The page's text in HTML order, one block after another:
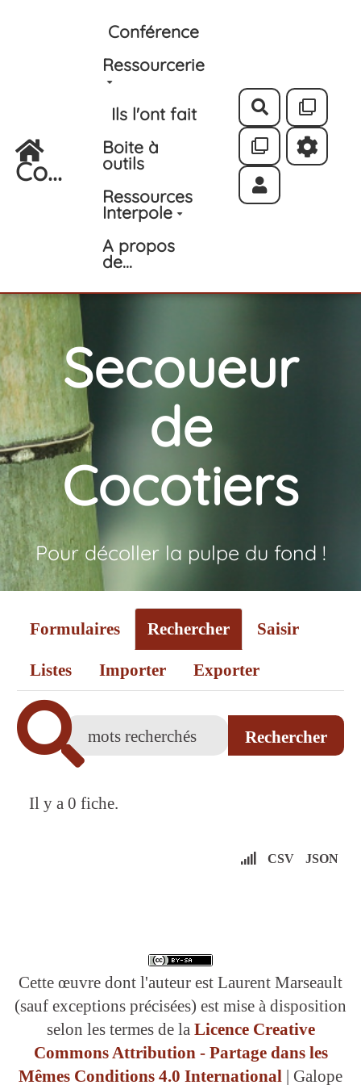
Aller au contenu principal
Co...
Conférence
Ressourcerie
Ils l'ont fait
Boite à
outils
Ressources
Interpole
A propos
de...
Rechercher
Secoueur
de
Cocotiers
Pour décoller la pulpe du fond !
Formulaires Rechercher Saisir
Listes Importer Exporter
Il y a 0 fiche.
CSV JSON
Cette œuvre dont l'auteur est Laurent Marseault
(sauf exceptions précisées) est mise à disposition
selon les termes de la Licence Creative
Commons Attribution - Partage dans les
Mêmes Conditions 4.0 International | Galope